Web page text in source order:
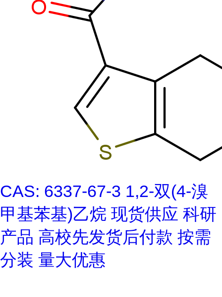
CAS: 6337-67-3 1,2-双(4-溴
甲基苯基)乙烷 现货供应 科研
产品 高校先发货后付款 按需
分装 量大优惠